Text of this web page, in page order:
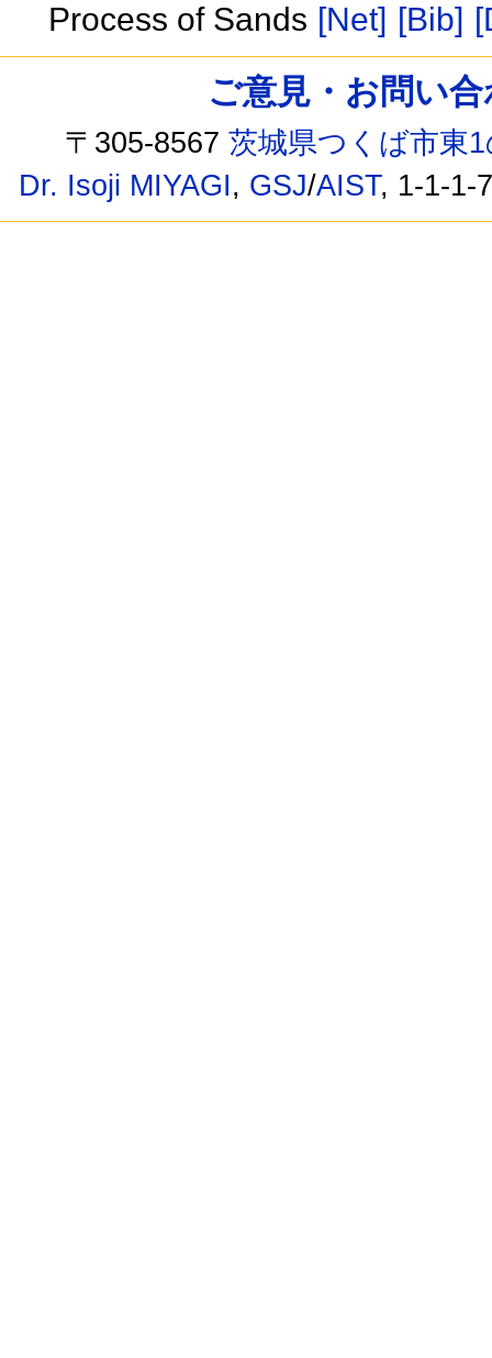
Process of Sands [Net] [Bib]
ご意見・お問い
〒305-8567茨城県つくば市東
Dr. Isoji MIYAGI, GSJ/AIST, 1-1-1-